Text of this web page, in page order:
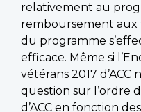
relativement au
remboursement aux
du programme
efficace. Même si
vétérans 2017 d’ACC
question sur l’ordre
d’ACC en fonction